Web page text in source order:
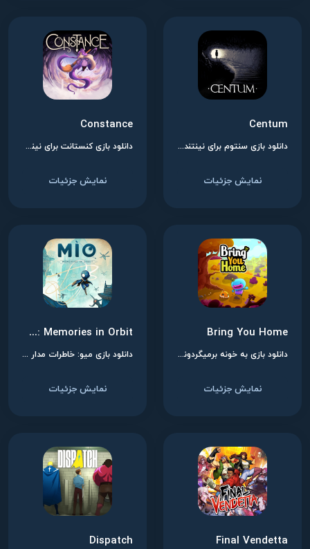
Centum
دانلود بازی سنتوم برای نینتندو سوییچ
نمایش جزئیات
Constance
دانلود بازی کنستانت برای نینتندو سوییچ
نمایش جزئیات
Bring You Home
دانلود بازی به خونه برمیگردونمت برای نینتندو سوییچ
نمایش جزئیات
MIO: Memories in Orbit
دانلود بازی میو: خاطرات مدار برای نینتندو سوییچ
نمایش جزئیات
Final Vendetta
Dispatch